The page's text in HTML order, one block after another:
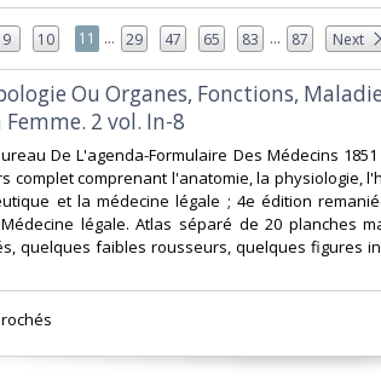
9 10 11 ... 29 47 65 83 ... 87 Next
Ou Organes, Fonctions,
Femme. 2 vol. In-8‎
De L'agenda-Formulaire Des Médecins 1851
complet comprenant l'anatomie, la physiologie,
et la médecine légale ; 4e édition
légale. Atlas séparé de 20 planches
quelques faibles rousseurs, quelques figures